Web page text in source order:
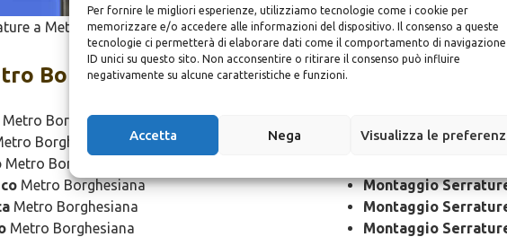
Per fornire le migliori esperienze, utilizziamo tecnologie come i cookie per
memorizzare e/o accedere alle informazioni del dispositivo. Il consenso a queste
tecnologie ci permetterà di elaborare dati come il comportamento di
ID unici su questo sito. Non acconsentire o ritirare il consenso può influire
negativamente su alcune caratteristiche e funzioni.
Accetta Nega Visualizza le
a Metro Borghesiana
Borghesiana
Metro Borghesiana
Borghesiana
Metro Borghesiana
Metro Borghesiana
Metro Borghesiana
Metro Borghesiana
Montaggio
Montaggio
Montaggio
Montaggio
Montaggio